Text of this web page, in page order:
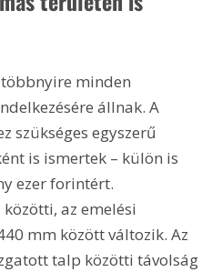
többnyire minden
állnak. A
szükséges egyszerű
is ismertek – külön is
ezer forintért.
az emelési
mm között változik. Az
talp közötti távolság